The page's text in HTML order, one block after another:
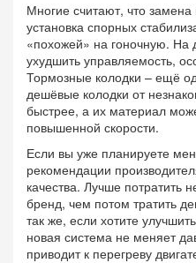
Многие считают, что
установка спорных
«похожей» на гоночную. На
ухудшить управляемость,
Тормозные колодки – ещё
дешёвые колодки от
быстрее, а их материал
повышенной скорости.
Если вы уже планируете
рекомендации
качества. Лучше потратить
бренд, чем потом тратить
так же, если хотите
новая система не меняет
приводит к перегреву